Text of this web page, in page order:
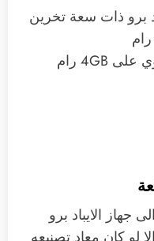
برو ذات سعة تخرين
اما باقي السعات تحتوي على 4GB رام
جهاز الايباد برو
الا لو كان معاد تصنيعه